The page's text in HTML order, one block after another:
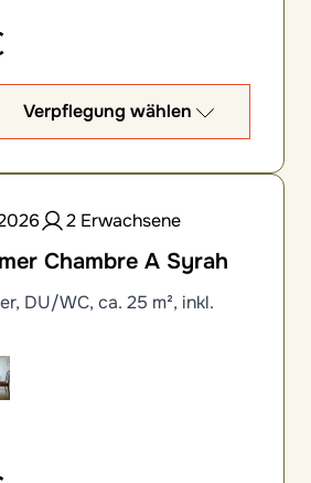
Verpflegung wählen
2 Erwachsene
Chambre A Syrah
DU/WC, ca. 25 m², inkl.